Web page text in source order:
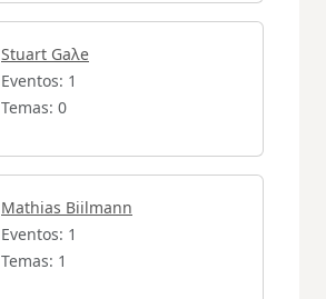
Stuart Gaλe
Eventos: 1
Temas: 0
Mathias Biilmann
Eventos: 1
Temas: 1